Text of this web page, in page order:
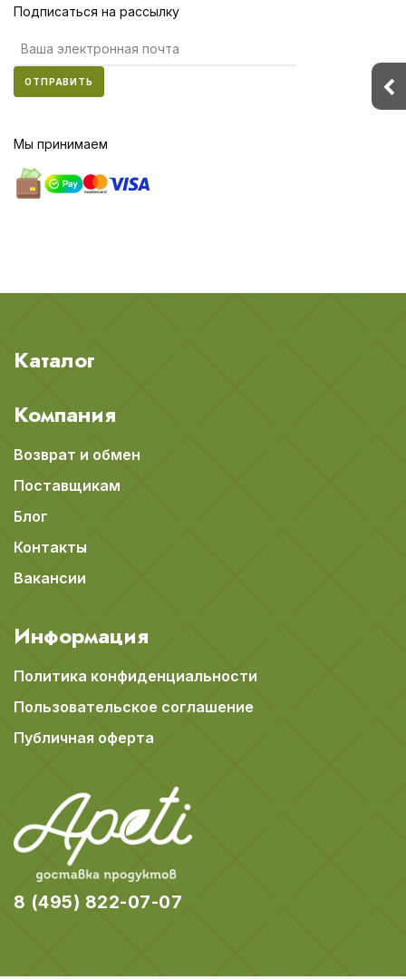
Подписаться на рассылку
ОТПРАВИТЬ
Мы принимаем
Каталог
Компания
Возврат и обмен
Поставщикам
Блог
Контакты
Вакансии
Информация
Политика конфиденциальности
Пользовательское соглашение
Публичная оферта
8 (495) 822-07-07